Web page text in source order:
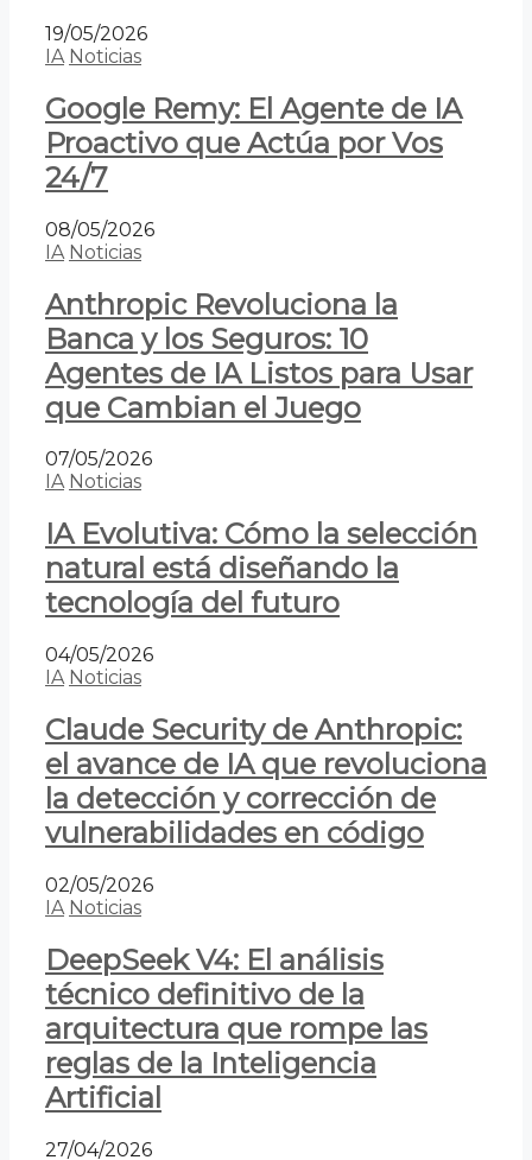
19/05/2026
IA Noticias
Google Remy: El Agente de IA
Proactivo que Actúa por Vos
24/7
08/05/2026
IA Noticias
Anthropic Revoluciona la
Banca y los Seguros: 10
Agentes de IA Listos para Usar
que Cambian el Juego
07/05/2026
IA Noticias
IA Evolutiva: Cómo la selección
natural está diseñando la
tecnología del futuro
04/05/2026
IA Noticias
Claude Security de Anthropic:
el avance de IA que revoluciona
la detección y corrección de
vulnerabilidades en código
02/05/2026
IA Noticias
DeepSeek V4: El análisis
técnico definitivo de la
arquitectura que rompe las
reglas de la Inteligencia
Artificial
27/04/2026